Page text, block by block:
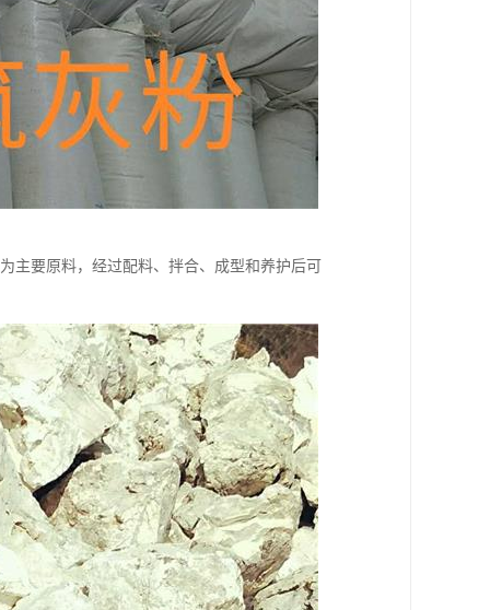
主要原料，经过配料、拌合、成型和养护后可